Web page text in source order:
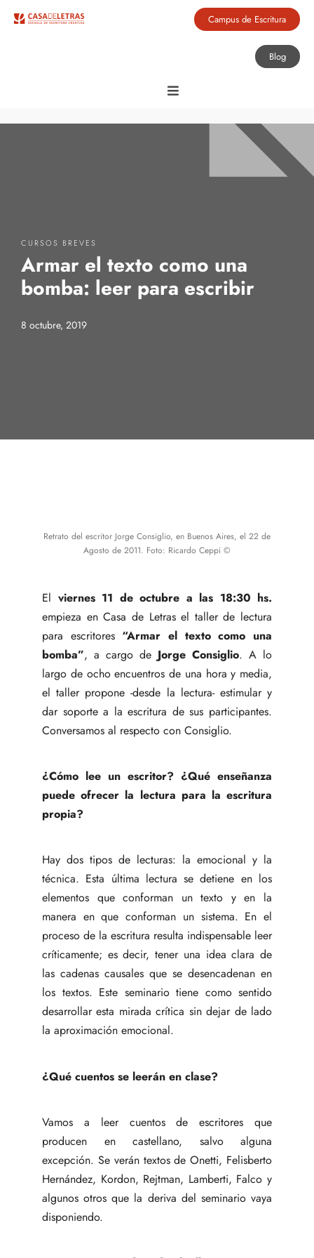
Campus de Escritura
Blog
CURSOS BREVES
Armar el texto como una
bomba: leer para escribir
8 octubre, 2019
Retrato del escritor Jorge Consiglio, en Buenos Aires, el 22 de
Agosto de 2011. Foto: Ricardo Ceppi ©
El viernes 11 de octubre a las 18:30 hs.
empieza en Casa de Letras el taller de lectura
para escritores“Armar el texto como una
bomba”, a cargo de Jorge Consiglio. A lo
largo de ocho encuentros de una hora y media,
el taller propone -desde la lectura- estimular y
dar soporte a la escritura de sus participantes.
Conversamos al respecto con Consiglio.
¿Cómo lee un escritor? ¿Qué enseñanza
puede ofrecer la lectura para la escritura
propia?
Hay dos tipos de lecturas: la emocional y la
técnica. Esta última lectura se detiene en los
elementos que conforman un texto y en la
manera en que conforman un sistema. En el
proceso de la escritura resulta indispensable leer
críticamente; es decir, tener una idea clara de
las cadenas causales que se desencadenan en
los textos. Este seminario tiene como sentido
desarrollar esta mirada crítica sin dejar de lado
la aproximación emocional.
¿Qué cuentos se leerán en clase?
Vamos a leer cuentos de escritores que
producen en castellano, salvo alguna
excepción. Se verán textos de Onetti, Felisberto
Hernández, Kordon, Rejtman, Lamberti, Falco y
algunos otros que la deriva del seminario vaya
disponiendo.